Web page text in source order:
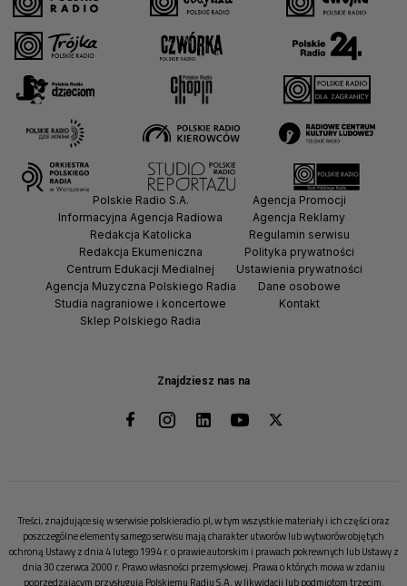
Znajdziesz nas na
Polskie Radio S.A.
Informacyjna Agencja Radiowa
Redakcja Katolicka
Redakcja Ekumeniczna
Centrum Edukacji Medialnej
Agencja Muzyczna Polskiego Radia
Studia nagraniowe i koncertowe
Sklep Polskiego Radia
Agencja Promocji
Agencja Reklamy
Regulamin serwisu
Polityka prywatności
Ustawienia prywatności
Dane osobowe
Kontakt
Treści, znajdujące się w serwisie polskieradio.pl, w tym wszystkie materiały i ich części oraz
poszczególne elementy samego serwisu mają charakter utworów lub wytworów objętych
ochroną Ustawy z dnia 4 lutego 1994 r. o prawie autorskim i prawach pokrewnych lub Ustawy z
dnia 30 czerwca 2000 r. Prawo własności przemysłowej. Prawa o których mowa w zdaniu
poprzedzającym przysługują Polskiemu Radiu S.A. w likwidacji lub podmiotom trzecim.